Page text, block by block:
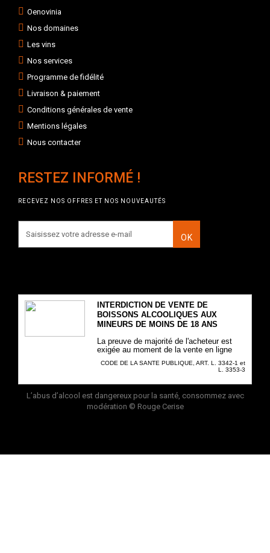
Oenovinia
Nos domaines
Les vins
Nos services
Programme de fidélité
Livraison & paiement
Conditions générales de vente
Mentions légales
Nous contacter
RESTEZ INFORMÉ !
RECEVEZ NOS OFFRES ET NOS NOUVEAUTÉS
OK
INTERDICTION DE VENTE DE
BOISSONS ALCOOLIQUES AUX
MINEURS DE MOINS DE 18 ANS
La preuve de majorité de l'acheteur est
exigée au moment de la vente en ligne
CODE DE LA SANTE PUBLIQUE, ART. L. 3342-1 et
L. 3353-3
L’abus d’alcool est dangereux pour la santé, consommez avec
modération © Rouge Cerise